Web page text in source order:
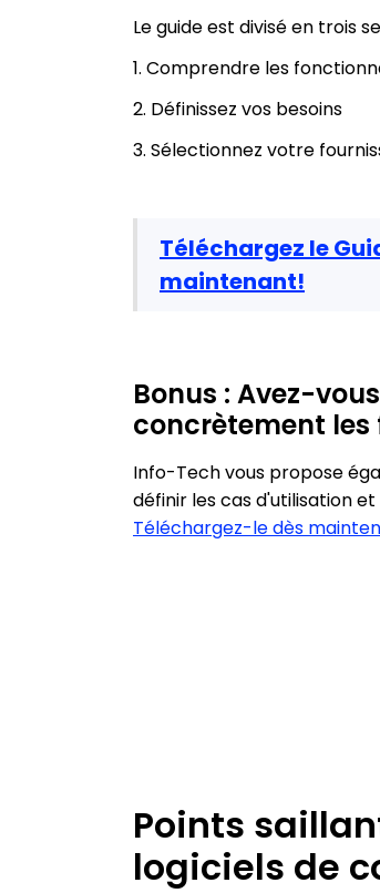
Le guide est divisé en trois
1. Comprendre les
2. Définissez vos besoins
3. Sélectionnez votre
Téléchargez le
maintenant!
Bonus : Avez-
concrètement les
Info-Tech vous propose
définir les cas d'utilisation
Téléchargez-le dès
Points
logiciels de